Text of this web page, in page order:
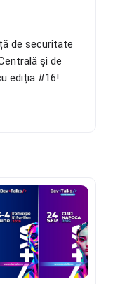
de securitate
și de
ediția #16!